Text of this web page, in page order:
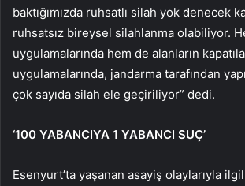
baktığımızda ruhsatlı silah yok denecek
ruhsatsız bireysel silahlanma olabiliyor.
uygulamalarında hem de alanların
uygulamalarında, jandarma tarafından
çok sayıda silah ele geçiriliyor” dedi.
‘100 YABANCIYA 1 YABANCI SUÇ’
Esenyurt’ta yaşanan asayiş olaylarıyla